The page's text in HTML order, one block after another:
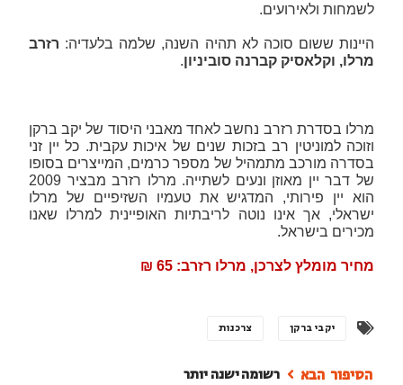
לשמחות ולאירועים.
היינות ששום סוכה לא תהיה השנה, שלמה בלעדיה: רזרב
מרלו, וקלאסיק קברנה סוביניון.
מרלו בסדרת רזרב נחשב לאחד מאבני היסוד של יקב ברקן
וזוכה למוניטין רב בזכות שנים של איכות עקבית. כל יין זני
בסדרה מורכב מתמהיל של מספר כרמים, המייצרים בסופו
של דבר יין מאוזן ונעים לשתייה. מרלו רזרב מבציר 2009
הוא יין פירותי, המדגיש את טעמיו השזיפיים של מרלו
ישראלי, אך אינו נוטה לריבתיות האופיינית למרלו שאנו
מכירים בישראל.
מחיר מומלץ לצרכן, מרלו רזרב: 65 ₪
יקבי ברקן צרכנות
רשומה ישנה יותר